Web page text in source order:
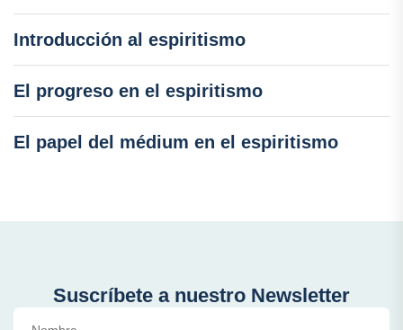
Introducción al espiritismo
El progreso en el espiritismo
El papel del médium en el espiritismo
Suscríbete a nuestro Newsletter